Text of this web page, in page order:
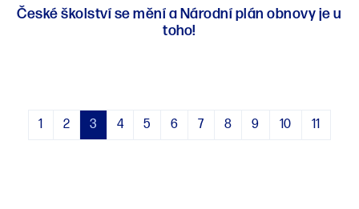
České školství se mění a Národní plán obnovy je u
toho!
1 2 3 4 5 6 7 8 9 10 11